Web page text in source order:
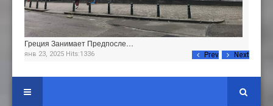
Prev Next
Греция Занимает Предпосле…
янв 23, 2025 Hits:1336